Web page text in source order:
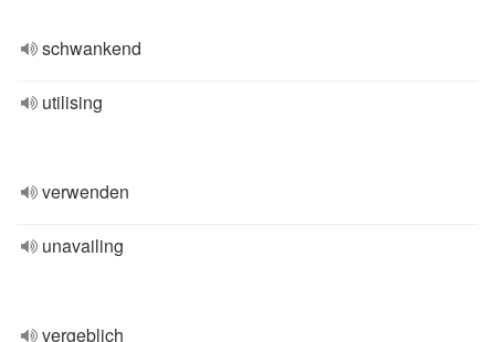
schwankend
utilising
verwenden
unavailing
vergeblich